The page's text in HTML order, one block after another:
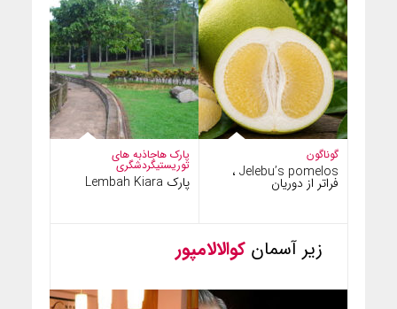
پارک هاجاذبه های
توریستیگردشگری
پارک Lembah Kiara
گوناگون
Jelebu’s pomelos ،
فراتر از دوریان
زیر آسمان کوالالامپور